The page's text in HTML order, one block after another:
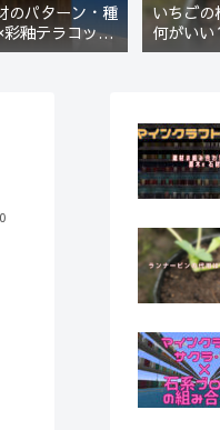
のパターン・種
釉テラコッタ
】
いちご
何がい